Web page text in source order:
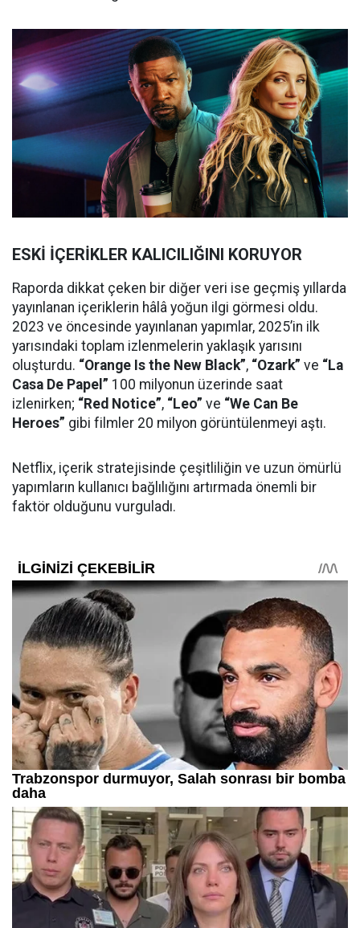
ESKİ İÇERİKLER KALICILIĞINI KORUYOR
Raporda dikkat çeken bir diğer veri ise geçmiş yıllarda
yayınlanan içeriklerin hâlâ yoğun ilgi görmesi oldu.
2023 ve öncesinde yayınlanan yapımlar, 2025’in ilk
yarısındaki toplam izlenmelerin yaklaşık yarısını
oluşturdu. “Orange Is the New Black”, “Ozark” ve “La
Casa De Papel” 100 milyonun üzerinde saat
izlenirken; “Red Notice”, “Leo” ve “We Can Be
Heroes” gibi filmler 20 milyon görüntülenmeyi aştı.
Netflix, içerik stratejisinde çeşitliliğin ve uzun ömürlü
yapımların kullanıcı bağlılığını artırmada önemli bir
faktör olduğunu vurguladı.